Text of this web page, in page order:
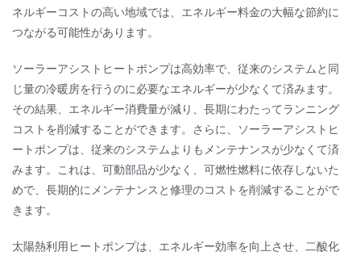
ネルギーコストの高い地域では、エネルギー料金の大幅な節約に
つながる可能性があります。
ソーラーアシストヒートポンプは高効率で、従来のシステムと同
じ量の冷暖房を行うのに必要なエネルギーが少なくて済みます。
その結果、エネルギー消費量が減り、長期にわたってランニング
コストを削減することができます。さらに、ソーラーアシストヒ
ートポンプは、従来のシステムよりもメンテナンスが少なくて済
みます。これは、可動部品が少なく、可燃性燃料に依存しないた
めで、長期的にメンテナンスと修理のコストを削減することがで
きます。
太陽熱利用ヒートポンプは、エネルギー効率を向上させ、二酸化